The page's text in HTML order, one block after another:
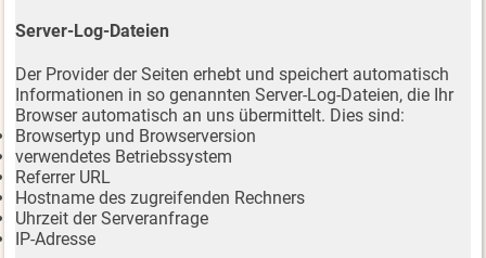
Server-Log-Dateien
Der Provider der Seiten erhebt und speichert automatisch
Informationen in so genannten Server-Log-Dateien, die Ihr
Browser automatisch an uns übermittelt. Dies sind:
Browsertyp und Browserversion
verwendetes Betriebssystem
Referrer URL
Hostname des zugreifenden Rechners
Uhrzeit der Serveranfrage
IP-Adresse